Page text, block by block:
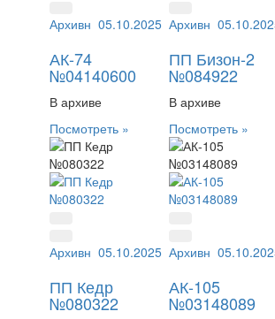
Архивный №:04140600
05.10.2025
АК-74
№04140600
В архиве
Посмотреть »
Архивный №:
ПП Бизон-2
№084922
В архиве
Посмотреть »
Архивный №:080322
05.10.2025
ПП Кедр
№080322
Архивный №:
АК-105
№03148089